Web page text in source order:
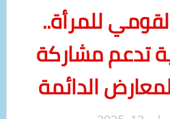
للمرأة..
تدعم مشاركة
الدائمة